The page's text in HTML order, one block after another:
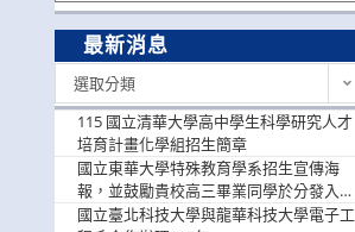
最新消息
選取分類
115 國立清華大學高中學生科學研究人才
培育計畫化學組招生簡章
國立東華大學特殊教育學系招生宣傳海
報，並鼓勵貴校高三畢業同學於分發入學
階段踴躍選填。
國立臺北科技大學與龍華科技大學電子工